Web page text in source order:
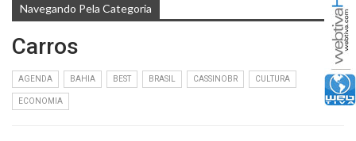
Navegando Pela Categoria
Carros
AGENDA BAHIA BEST BRASIL CASSINOBR CULTURA
ECONOMIA